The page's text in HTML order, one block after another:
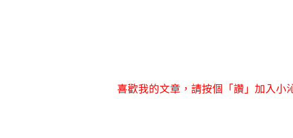
喜歡我的文章，請按個「讚」加入小